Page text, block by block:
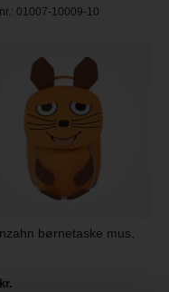
01007-10009-10
børnetaske mus,